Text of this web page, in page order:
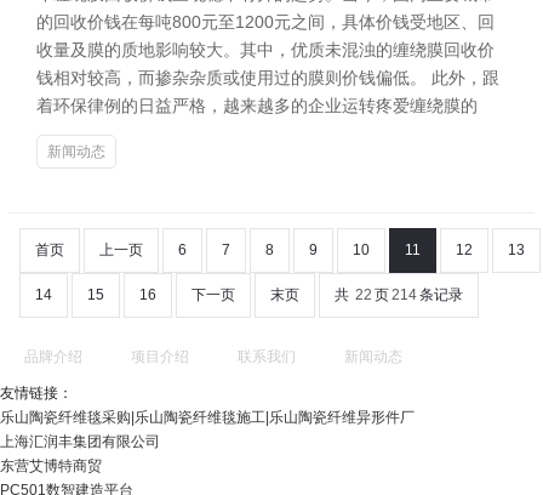
的回收价钱在每吨800元至1200元之间，具体价钱受地区、回
收量及膜的质地影响较大。其中，优质未混浊的缠绕膜回收价
钱相对较高，而掺杂杂质或使用过的膜则价钱偏低。 此外，跟
着环保律例的日益严格，越来越多的企业运转疼爱缠绕膜的
新闻动态
首页 上一页 6 7 8 9 10 11 12 13
14 15 16 下一页 末页 共 22 页214条记录
品牌介绍 项目介绍 联系我们 新闻动态
友情链接：
乐山陶瓷纤维毯采购|乐山陶瓷纤维毯施工|乐山陶瓷纤维异形件厂
上海汇润丰集团有限公司
东营艾博特商贸
PC501数智建造平台